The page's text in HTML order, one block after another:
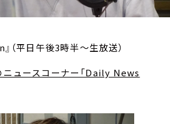
（平日午後3時半～生放送）
ニュースコーナー「Daily News